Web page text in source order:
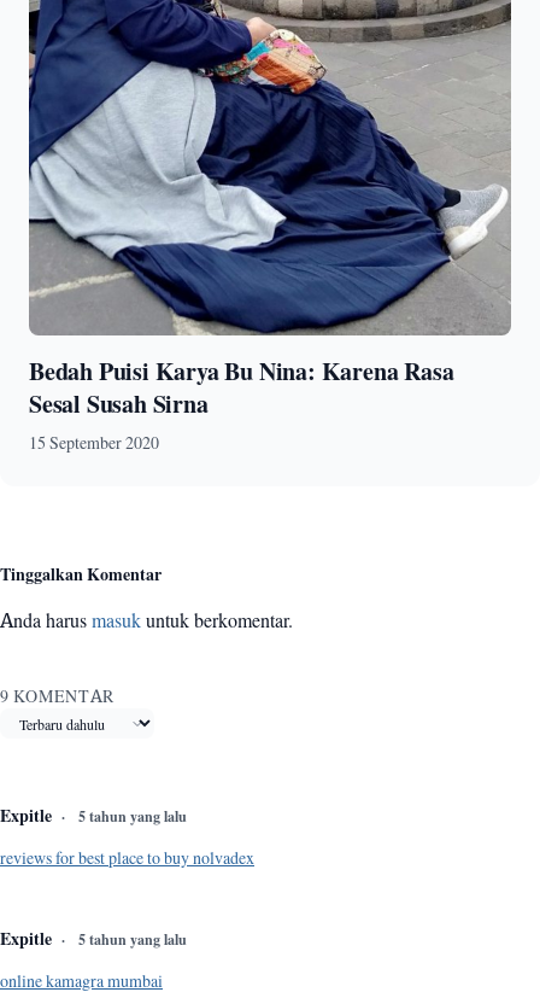
Bedah Puisi Karya Bu Nina: Karena Rasa
Sesal Susah Sirna
15 September 2020
Tinggalkan Komentar
Anda harus masuk untuk berkomentar.
9 KOMENTAR
Urutkan komentar
Expitle 5 tahun yang lalu
reviews for best place to buy nolvadex
Expitle 5 tahun yang lalu
online kamagra mumbai